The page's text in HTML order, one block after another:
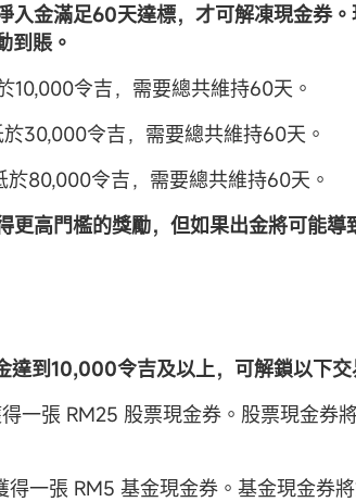
入金滿足60天達標，才可解凍現金券
到賬。
10,000令吉，需要總共維持60天。
30,000令吉，需要總共維持60天。
80,000令吉，需要總共維持60天。
更高門檻的獎勵，但如果出金將可能導
達到10,000令吉及以上，可解鎖以下交
一張 RM25 股票現金券。股票現金券
得一張 RM5 基金現金券。基金現金券